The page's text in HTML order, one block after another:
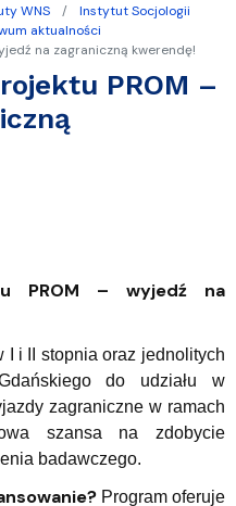
WNS
Instytut Socjologii
aktualności
na zagraniczną kwerendę!
PROM –
PROM – wyjedź na
I i II stopnia oraz jednolitych
do udziału w
zagraniczne w ramach
szansa na zdobycie
badawczego.
Program oferuje